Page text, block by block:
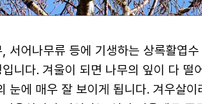
서어나무류 등에 기생하는 상록활엽
니다. 겨울이 되면 나무의 잎이 다 떨
눈에 매우 잘 보이게 됩니다. 겨우살이